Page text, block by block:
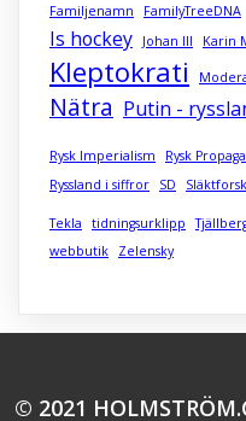
Familjenamn
FamilyTreeDNA
Is hockey Johan III Karin
Kleptokrati
Nätra Putin -
Rysk Imperialism Rysk
Ryssland i siffror SD
Tekla tidningsurklipp
webbutik Zelensky
© 2021